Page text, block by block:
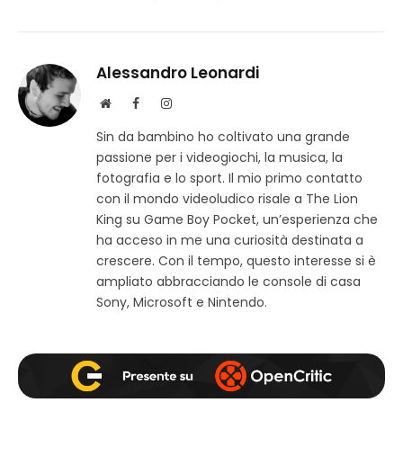
Alessandro Leonardi
S
t
o
w
F
c
e
b
k
I
s
t
a
a
m
Sin da bambino ho coltivato una grande
passione per i videogiochi, la musica, la
fotografia e lo sport. Il mio primo contatto
con il mondo videoludico risale a The Lion
King su Game Boy Pocket, un’esperienza che
ha acceso in me una curiosità destinata a
crescere. Con il tempo, questo interesse si è
ampliato abbracciando le console di casa
Sony, Microsoft e Nintendo.